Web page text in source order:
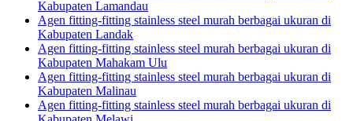
Kabupaten Lamandau
Agen fitting-fitting stainless steel murah berbagai ukuran di
Kabupaten Landak
Agen fitting-fitting stainless steel murah berbagai ukuran di
Kabupaten Mahakam Ulu
Agen fitting-fitting stainless steel murah berbagai ukuran di
Kabupaten Malinau
Agen fitting-fitting stainless steel murah berbagai ukuran di